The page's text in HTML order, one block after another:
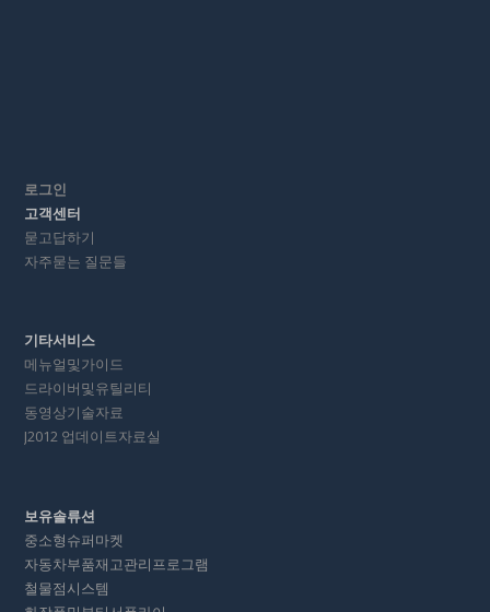
로그인
고객센터
묻고답하기
자주묻는 질문들
기타서비스
메뉴얼및가이드
드라이버및유틸리티
동영상기술자료
J2012 업데이트자료실
보유솔류션
중소형슈퍼마켓
자동차부품재고관리프로그램
철물점시스템